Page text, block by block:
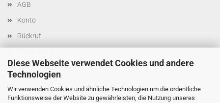
Diese Webseite verwendet Cookies und andere
Technologien
Wir verwenden Cookies und ähnliche Technologien um die ordentliche
Funktionsweise der Website zu gewährleisten, die Nutzung unseres
AGB
Konto
Rückruf
Cookie Einstellungen